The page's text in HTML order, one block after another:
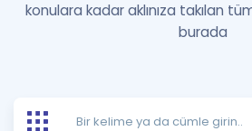
Şifremi
Ücretsiz Kaynaklar
Blog
İngilizce
konulara kadar aklınıza takılan
burada